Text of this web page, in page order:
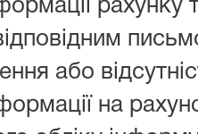
рахунку
або
на